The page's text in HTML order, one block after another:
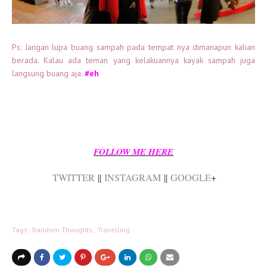
Ps: Jangan lupa buang sampah pada tempat nya dimanapun kalian
berada. Kalau ada teman yang kelakuannya kayak sampah juga
langsung buang aja. #eh
FOLLOW ME HERE
TWITTER || INSTAGRAM || GOOGLE+
Tags: Random Thoughts Travelling